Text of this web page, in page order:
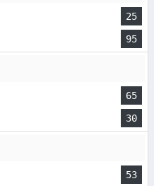
25
95
65
30
53